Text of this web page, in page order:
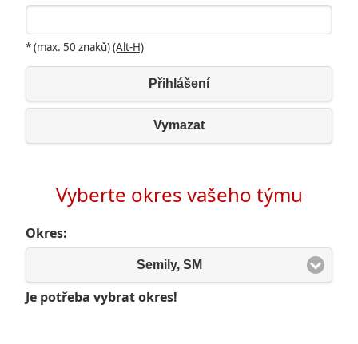
* (max. 50 znaků)(Alt-H)
Přihlášení
Vymazat
Vyberte okres vašeho týmu
Okres:
Semily, SM
Je potřeba vybrat okres!